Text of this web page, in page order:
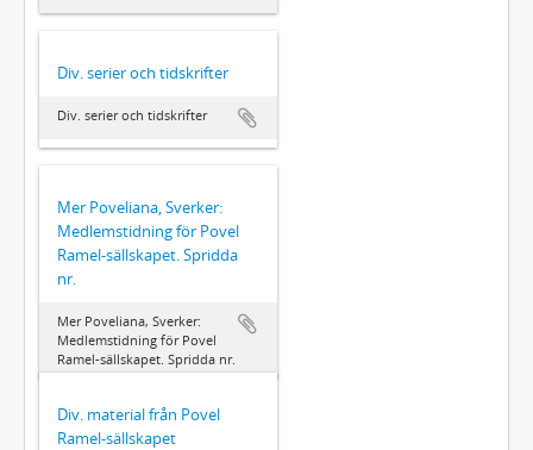
Div. serier och tidskrifter
Div. serier och tidskrifter
Mer Poveliana, Sverker:
Medlemstidning för Povel
Ramel-sällskapet. Spridda
nr.
Mer Poveliana, Sverker:
Medlemstidning för Povel
Ramel-sällskapet. Spridda nr.
Div. material från Povel
Ramel-sällskapet